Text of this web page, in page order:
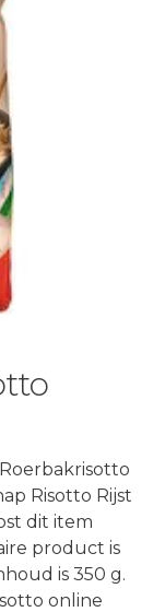
Risotto Rijst
dit item
product is
is 350 g.
online